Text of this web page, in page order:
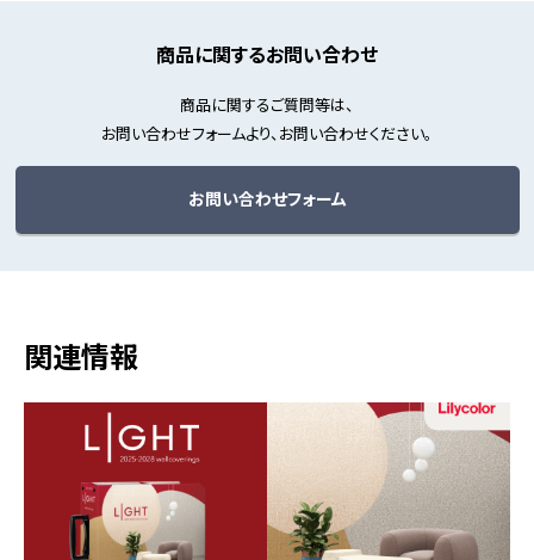
商品に関するお問い合わせ
商品に関するご質問等は、
お問い合わせフォームより、お問い合わせください。
お問い合わせフォーム
関連情報